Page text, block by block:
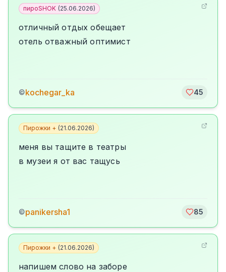
пироSHOK (25.06.2026)
отличный отдых обещает
отель отважный оптимист
©kochegar_ka 45
Пирожки + (21.06.2026)
меня вы тащите в театры
в музеи я от вас тащусь
©panikersha1 85
Пирожки + (21.06.2026)
напишем слово на заборе